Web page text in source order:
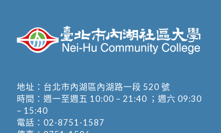
地址： 台北市內湖區內湖路一段 520 號
時間：週一至週五 10:00 – 21:40 ；週六 09:30
– 15:40
電話： 02-8751-1587